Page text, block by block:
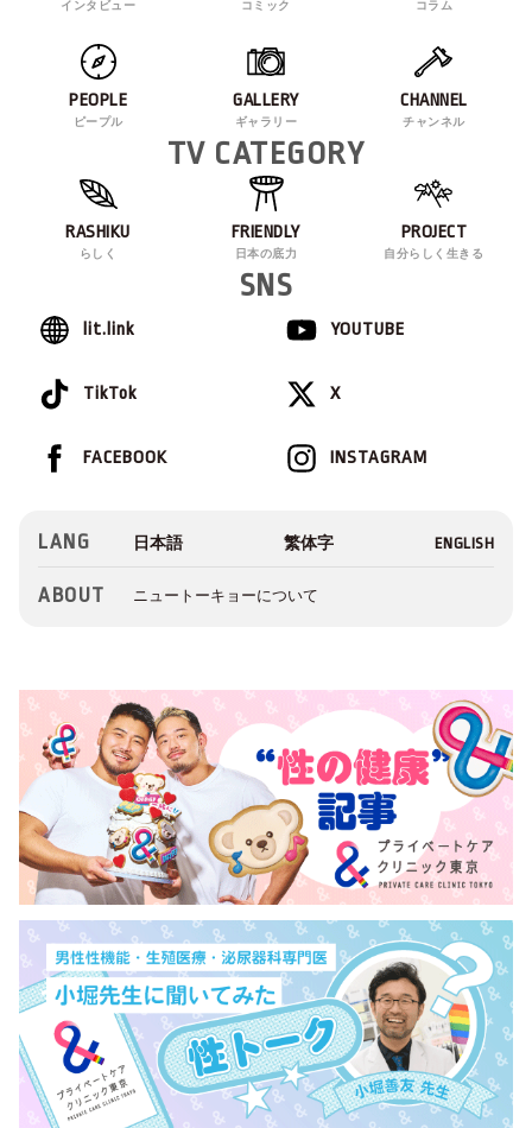
インタビュー コミック コラム
PEOPLE
ピープル
GALLERY
ギャラリー
CHANNEL
チャンネル
TV CATEGORY
RASHIKU
らしく
FRIENDLY
日本の底力
PROJECT
自分らしく生きる
SNS
lit.link YOUTUBE
TikTok X
INSTAGRAM
FACEBOOK
LANG
ABOUT ニュートーキョーについて